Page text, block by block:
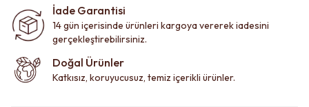
İade Garantisi
14 gün içerisinde ürünleri kargoya vererek iadesini
gerçekleştirebilirsiniz.
Doğal Ürünler
Katkısız, koruyucusuz, temiz içerikli ürünler.